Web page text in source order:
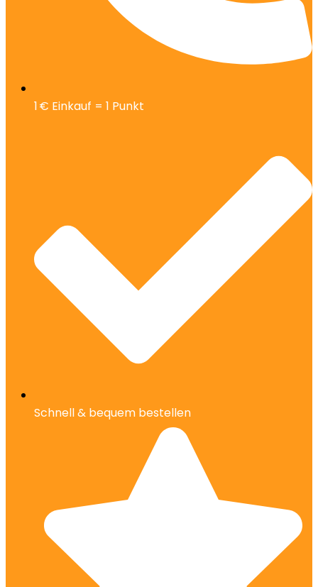
1 € Einkauf = 1 Punkt
Schnell & bequem bestellen